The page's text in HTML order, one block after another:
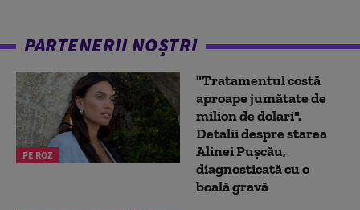
PARTENERII NOȘTRI
PE ROZ
"Tratamentul costă
aproape jumătate de
milion de dolari".
Detalii despre starea
Alinei Pușcău,
diagnosticată cu o
boală gravă